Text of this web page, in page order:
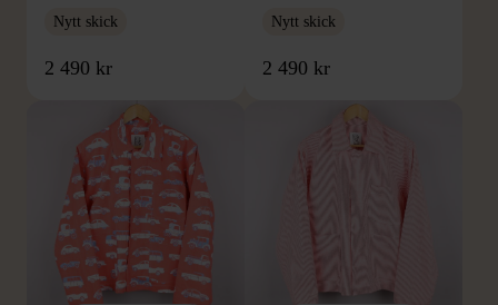
Nytt skick
2 490 kr
Nytt skick
2 490 kr